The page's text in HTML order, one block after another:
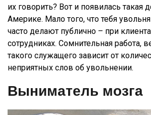
их говорить? Вот и появилась такая
Америке. Мало того, что тебя
часто делают публично – при
сотрудниках. Сомнительная работа,
такого служащего зависит от
неприятных слов об увольнении.
Выниматель мозга